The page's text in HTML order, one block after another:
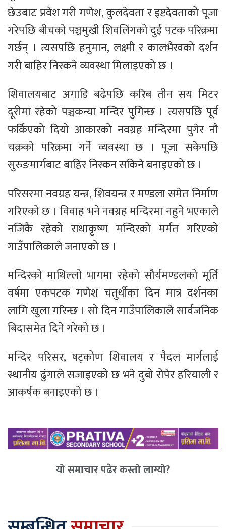
छेउबाट प्रवेश गरी गणेश, कुलदेवता र इष्टदेवताको पूजा
गरेपछि बीचको पञ्चमुखी शिवलिंगको दुई पटक परिक्रमा
गर्छन् । त्यसपछि हनुमान, लक्ष्मी र कालभैरवको दर्शन
गरी बाहिर निस्कने व्यवस्था मिलाइएको छ ।
शिवालयबाट अगाडि बढेपछि करिब तीन सय मिटर
दूरीमा रहेको पञ्चकन्या मन्दिर पुगिन्छ । त्यसपछि पूर्व
फर्किएको दियो आकारको नवग्रह मन्दिरमा पुगेर नौ
चक्रको परिक्रमा गर्ने व्यवस्था छ । पूजा सकेपछि
सुरुङमार्गबाट बाहिर निस्कन सकिने बनाइएको छ ।
परिसरमा नवग्रह यन्त्र, शिवयन्त्र र मण्डला समेत निर्माण
गरिएको छ । विवाह भने नवग्रह मन्दिरमा नहुने भएकाले
नजिकै रहेको राधाकृष्ण मन्दिरको मर्मत गरिएको
गाउँपालिकाले जनाएको छ ।
मन्दिरको माथिल्लो भागमा रहेको सौर्यमण्डलको मूर्ति
वर्षमा एकपटक गणेश चतुर्थीका दिन मात्र दर्शनका
लागि खुला गरिन्छ । सो दिन गाउँपालिकाले सार्वजनिक
बिदासमेत दिने गरेको छ ।
मन्दिर परिसर, षट्कोण शिवालय र पैदल मार्गलाई
स्थानीय ढुंगाले सजाइएको छ भने दुबो रोपेर हरियाली र
आकर्षक बनाइएको छ ।
यो समाचार पढेर कस्तो लाग्यो?